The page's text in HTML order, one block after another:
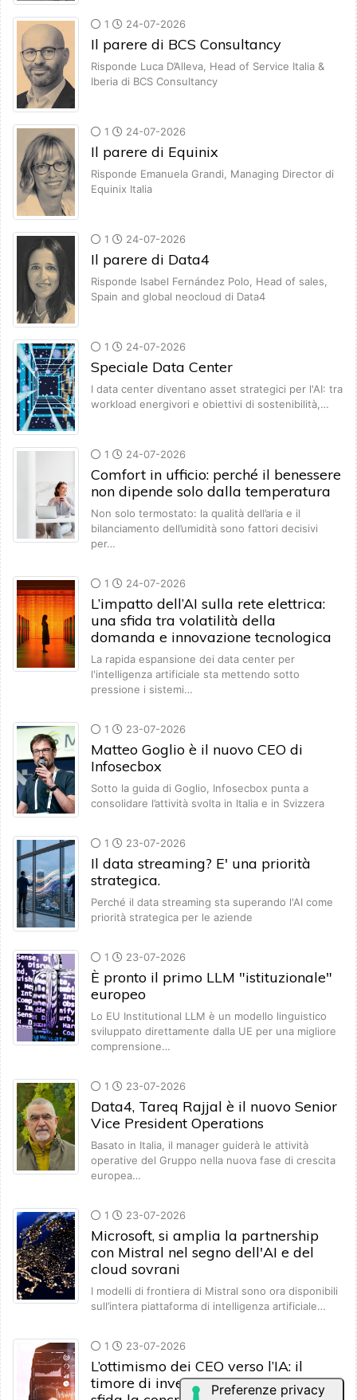
1 24-07-2026
Il parere di BCS Consultancy
Risponde Luca D’Alleva, Head of Service Italia &
Iberia di BCS Consultancy
1 24-07-2026
Il parere di Equinix
Risponde Emanuela Grandi, Managing Director di
Equinix Italia
1 24-07-2026
Il parere di Data4
Risponde Isabel Fernández Polo, Head of sales,
Spain and global neocloud di Data4
1 24-07-2026
Speciale Data Center
I data center diventano asset strategici per l'AI: tra
workload energivori e obiettivi di sostenibilità,…
1 24-07-2026
Comfort in ufficio: perché il benessere
non dipende solo dalla temperatura
Non solo termostato: la qualità dell’aria e il
bilanciamento dell’umidità sono fattori decisivi
per…
1 24-07-2026
L’impatto dell’AI sulla rete elettrica:
una sfida tra volatilità della
domanda e innovazione tecnologica
La rapida espansione dei data center per
l'intelligenza artificiale sta mettendo sotto
pressione i sistemi…
1 23-07-2026
Matteo Goglio è il nuovo CEO di
Infosecbox
Sotto la guida di Goglio, Infosecbox punta a
consolidare l’attività svolta in Italia e in Svizzera
1 23-07-2026
Il data streaming? E' una priorità
strategica.
Perché il data streaming sta superando l'AI come
priorità strategica per le aziende
1 23-07-2026
È pronto il primo LLM "istituzionale"
europeo
Lo EU Institutional LLM è un modello linguistico
sviluppato direttamente dalla UE per una migliore
comprensione…
1 23-07-2026
Data4, Tareq Rajjal è il nuovo Senior
Vice President Operations
Basato in Italia, il manager guiderà le attività
operative del Gruppo nella nuova fase di crescita
europea…
1 23-07-2026
Microsoft, si amplia la partnership
con Mistral nel segno dell'AI e del
cloud sovrani
I modelli di frontiera di Mistral sono ora disponibili
sull’intera piattaforma di intelligenza artificiale…
1 23-07-2026
L’ottimismo dei CEO verso l’IA: il
timore di investire troppo lentamente